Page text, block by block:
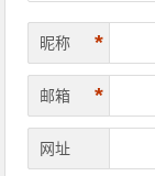
昵称 *
邮箱 *
网址